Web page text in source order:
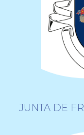
JUNTA DE